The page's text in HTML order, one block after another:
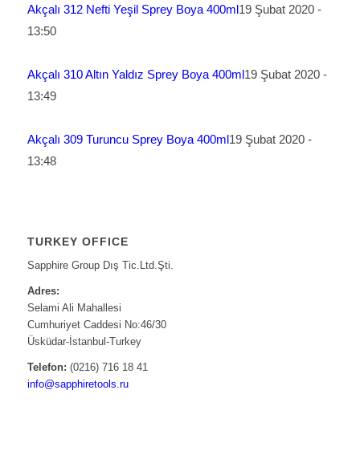
Akçalı 312 Nefti Yeşil Sprey Boya 400ml19 Şubat 2020 -
13:50
Akçalı 310 Altın Yaldız Sprey Boya 400ml19 Şubat 2020 -
13:49
Akçalı 309 Turuncu Sprey Boya 400ml19 Şubat 2020 -
13:48
TURKEY OFFICE
Sapphire Group Dış Tic.Ltd.Şti.
Adres:
Selami Ali Mahallesi
Cumhuriyet Caddesi No:46/30
Üsküdar-İstanbul-Turkey
Telefon: (0216) 716 18 41
info@sapphiretools.ru